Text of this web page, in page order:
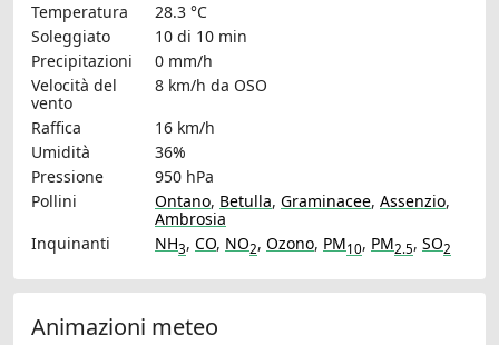
Temperatura
28.3 °C
Soleggiato
10 di 10 min
Precipitazioni
0 mm/h
Velocità del
vento
8 km/h da OSO
Raffica
16 km/h
Umidità
36%
Pressione
950 hPa
Pollini
Ontano, Betulla, Graminacee, Assenzio,
Ambrosia
Inquinanti
NH3, CO, NO2, Ozono, PM10, PM2.5, SO2
Animazioni meteo